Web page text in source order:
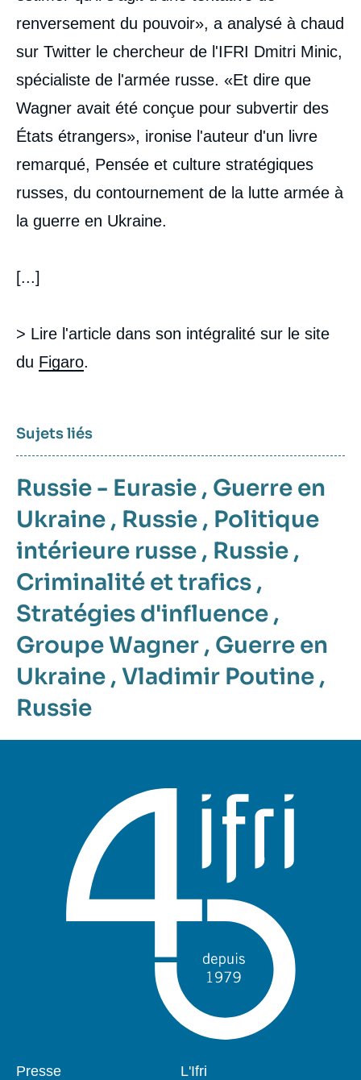
renversement du pouvoir», a analysé à chaud
sur Twitter le chercheur de l'IFRI Dmitri Minic,
spécialiste de l'armée russe. «Et dire que
Wagner avait été conçue pour subvertir des
États étrangers», ironise l'auteur d'un livre
remarqué, Pensée et culture stratégiques
russes, du contournement de la lutte armée à
la guerre en Ukraine.
[...]
> Lire l'article dans son intégralité sur le site
du Figaro.
Sujets liés
Russie - Eurasie , Guerre en
Ukraine , Russie , Politique
intérieure russe , Russie ,
Criminalité et trafics ,
Stratégies d'influence ,
Groupe Wagner , Guerre en
Ukraine , Vladimir Poutine ,
Russie
Pied
Presse
Navigation
L'Ifri